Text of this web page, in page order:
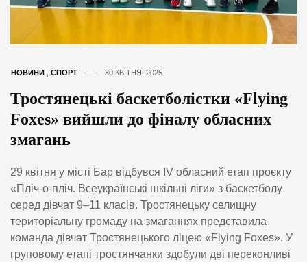
НОВИНИ СПОРТ 30 КВІТНЯ, 2025
Тростянецькі баскетболістки «Flying
Foxes» вийшли до фіналу обласних
змагань
29 квітня у місті Бар відбувся IV обласний етап проєкту
«Пліч-о-пліч. Всеукраїнські шкільні ліги» з баскетболу
серед дівчат 9–11 класів. Тростянецьку селищну
територіальну громаду на змаганнях представила
команда дівчат Тростянецького ліцею «Flying Foxes». У
груповому етапі тростянчанки здобули дві переконливі